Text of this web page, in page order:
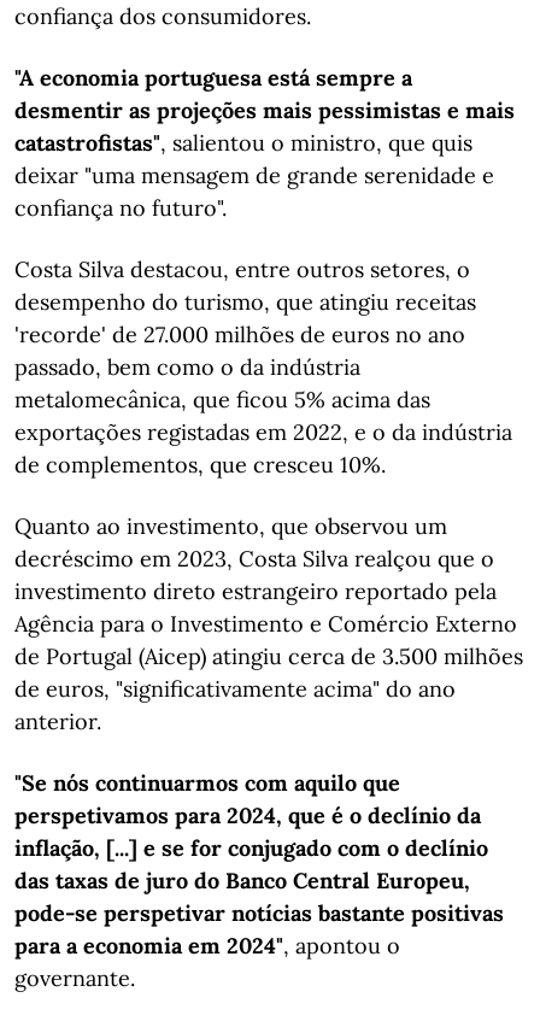
confiança dos consumidores.
"A economia portuguesa está sempre a
desmentir as projeções mais pessimistas e mais
catastrofistas", salientou o ministro, que quis
deixar "uma mensagem de grande serenidade e
confiança no futuro".
Costa Silva destacou, entre outros setores, o
desempenho do turismo, que atingiu receitas
'recorde' de 27.000 milhões de euros no ano
passado, bem como o da indústria
metalomecânica, que ficou 5% acima das
exportações registadas em 2022, e o da indústria
de complementos, que cresceu 10%.
Quanto ao investimento, que observou um
decréscimo em 2023, Costa Silva realçou que o
investimento direto estrangeiro reportado pela
Agência para o Investimento e Comércio Externo
de Portugal (Aicep) atingiu cerca de 3.500 milhões
de euros, "significativamente acima" do ano
anterior.
"Se nós continuarmos com aquilo que
perspetivamos para 2024, que é o declínio da
inflação, [...] e se for conjugado com o declínio
das taxas de juro do Banco Central Europeu,
pode-se perspetivar notícias bastante positivas
para a economia em 2024", apontou o
governante.